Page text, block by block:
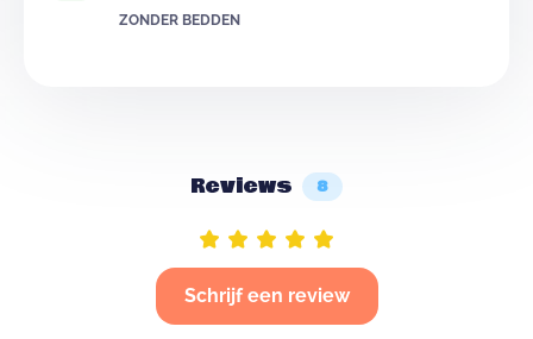
ZONDER BEDDEN
Reviews 8
Schrijf een review